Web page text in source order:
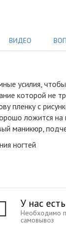
ВИДЕО
усилия,
которой не
пленку с
ложится
маникюр,
ногтей
У нас
Необходимо
самовывоз